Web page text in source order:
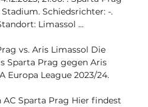
Schiedsrichter: -.
Limassol ...
vs. Aris Limassol Die
Sparta Prag gegen Aris
Europa League 2023/24.
Sparta Prag Hier findest